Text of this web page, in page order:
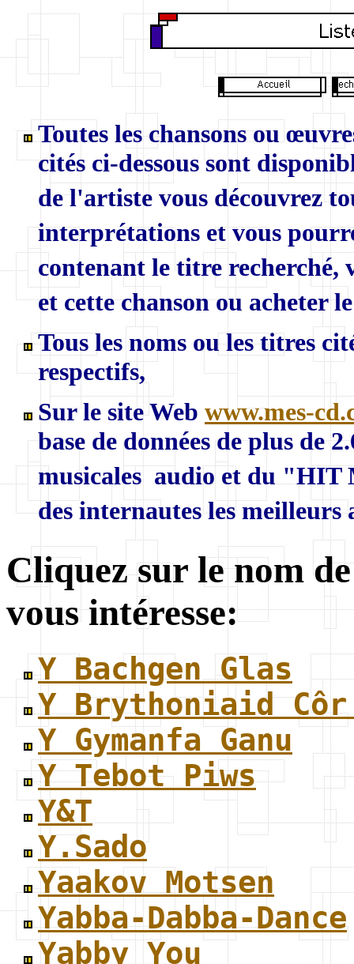
Toutes les chansons ou
cités ci-dessous sont
de l'artiste vous découvrez
interprétations et vous
contenant le titre recherché,
et cette chanson ou acheter
Tous les noms ou les titres
respectifs,
Sur le site Web www.mes-
base de données de plus de
musicales audio et du "HIT
des internautes les meilleurs
Cliquez sur le nom
vous intéresse:
Y Bachgen Glas
Y Brythoniaid
Y Gymanfa Ganu
Y Tebot Piws
Y&T
Y.Sado
Yaakov Motsen
Yabba-Dabba-Dance
Yabby You